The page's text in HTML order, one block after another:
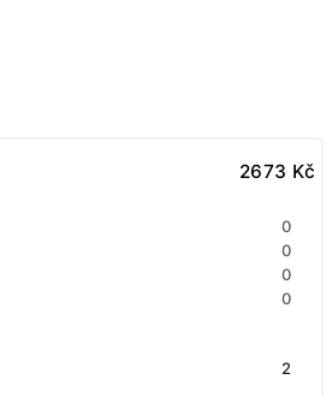
2673 Kč
0
0
0
0
2